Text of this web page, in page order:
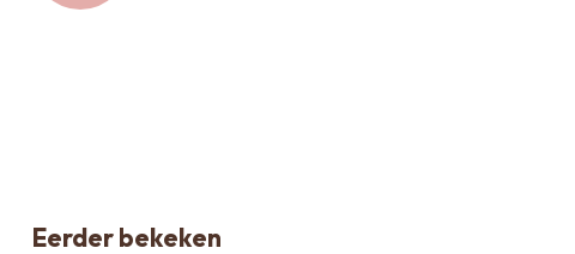
Eerder bekeken